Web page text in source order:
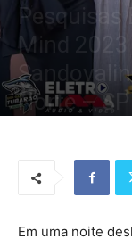
Mind
Norte – SP
Em uma noite